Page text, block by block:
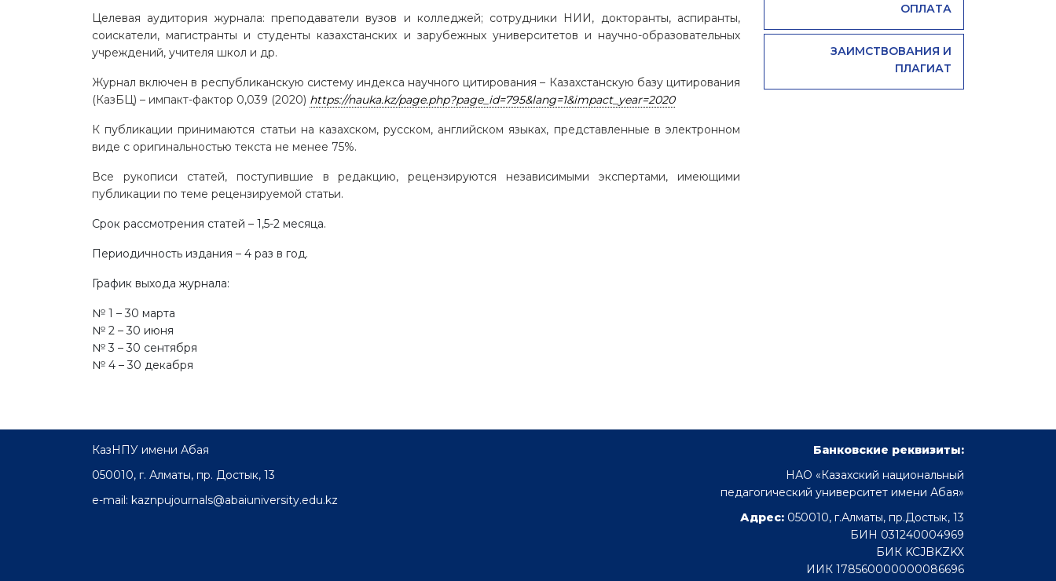
Целевая аудитория журнала: преподаватели вузов и колледжей; сотрудники НИИ, докторанты, аспиранты,
соискатели, магистранты и студенты казахстанских и зарубежных университетов и научно-образовательных
учреждений, учителя школ и др.
Журнал включен в республиканскую систему индекса научного цитирования – Казахстанскую базу цитирования
(КазБЦ) – импакт-фактор 0,039 (2020) https://nauka.kz/page.php?page_id=795&lang=1&impact_year=2020
К публикации принимаются статьи на казахском, русском, английском языках, представленные в электронном
виде с оригинальностью текста не менее 75%.
Все рукописи статей, поступившие в редакцию, рецензируются независимыми экспертами, имеющими
публикации по теме рецензируемой статьи.
Срок рассмотрения статей – 1,5-2 месяца.
Периодичность издания – 4 раз в год.
График выхода журнала:
№ 1 – 30 марта
№ 2 – 30 июня
№ 3 – 30 сентября
№ 4 – 30 декабря
ОПЛАТА
ЗАИМСТВОВАНИЯ И
ПЛАГИАТ
КазНПУ имени Абая
050010, г. Алматы, пр. Достык, 13
e-mail: kaznpujournals@abaiuniversity.edu.kz
Банковские реквизиты:
НАО «Казахский национальный
педагогический университет имени Абая»
Адрес: 050010, г.Алматы, пр.Достык, 13
БИН 031240004969
БИК KCJBKZKX
ИИК 178560000000086696